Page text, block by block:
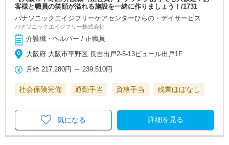
客様と職員の笑顔が溢れる施設を一緒に作りましょう！/1731
パナソニックエイジフリーケアセンターひらの・デイサービス
パナソニックエイジフリー株式会社
介護職・ヘルパー / 正職員
大阪府 大阪市平野区 長吉出戸2-5-13ピュール出戸1F
月給 217,280円 ～ 239,510円
社会保険完備 通勤手当 資格手当 残業ほぼなし
詳細を見る
気になる